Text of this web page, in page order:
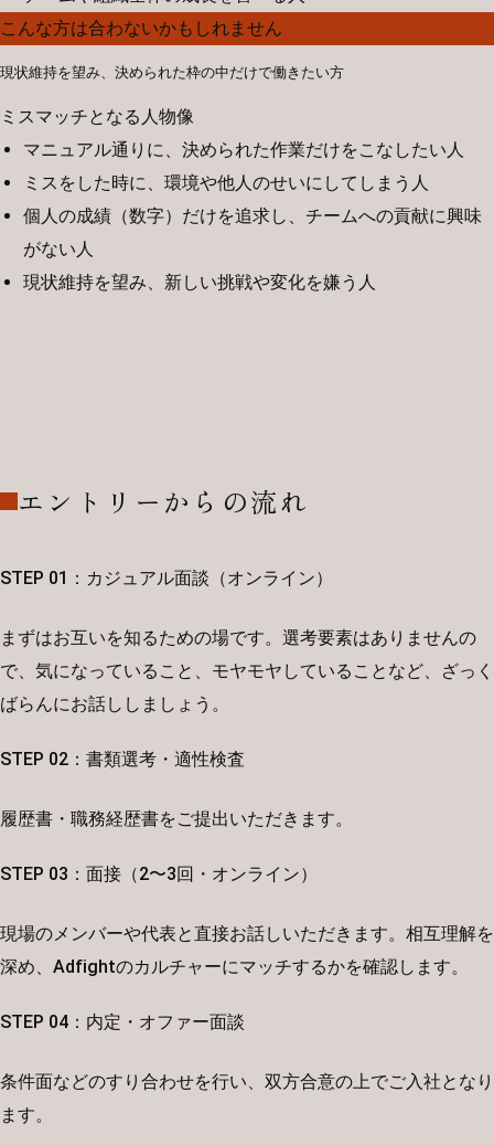
こんな方は合わないかもしれません
現状維持を望み、決められた枠の中だけで働きたい方
ミスマッチとなる人物像
マニュアル通りに、決められた作業だけをこなしたい人
ミスをした時に、環境や他人のせいにしてしまう人
個人の成績（数字）だけを追求し、チームへの貢献に興味
がない人
現状維持を望み、新しい挑戦や変化を嫌う人
エントリーからの流れ
STEP 01：カジュアル面談（オンライン）
まずはお互いを知るための場です。選考要素はありませんの
で、気になっていること、モヤモヤしていることなど、ざっく
ばらんにお話ししましょう。
STEP 02：書類選考・適性検査
履歴書・職務経歴書をご提出いただきます。
STEP 03：面接（2〜3回・オンライン）
現場のメンバーや代表と直接お話しいただきます。相互理解を
深め、Adfightのカルチャーにマッチするかを確認します。
STEP 04：内定・オファー面談
条件面などのすり合わせを行い、双方合意の上でご入社となり
ます。